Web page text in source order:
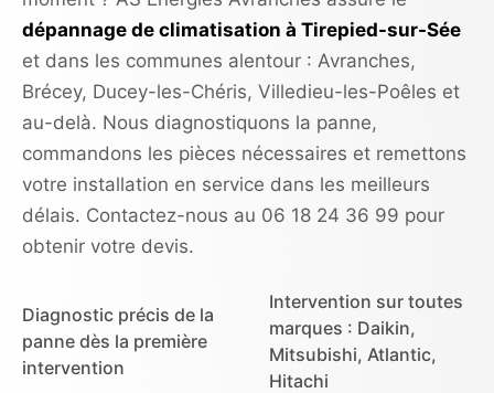
dépannage de climatisation à Tirepied-sur-Sée
et dans les communes alentour : Avranches,
Brécey, Ducey-les-Chéris, Villedieu-les-Poêles et
au-delà. Nous diagnostiquons la panne,
commandons les pièces nécessaires et remettons
votre installation en service dans les meilleurs
délais. Contactez-nous au 06 18 24 36 99 pour
obtenir votre devis.
Diagnostic précis de la
panne dès la première
intervention
Intervention sur toutes
marques : Daikin,
Mitsubishi, Atlantic,
Hitachi